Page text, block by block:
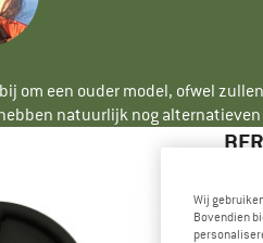
om een ouder model, ofwel
natuurlijk nog alternatieven
Wij
Bovendien